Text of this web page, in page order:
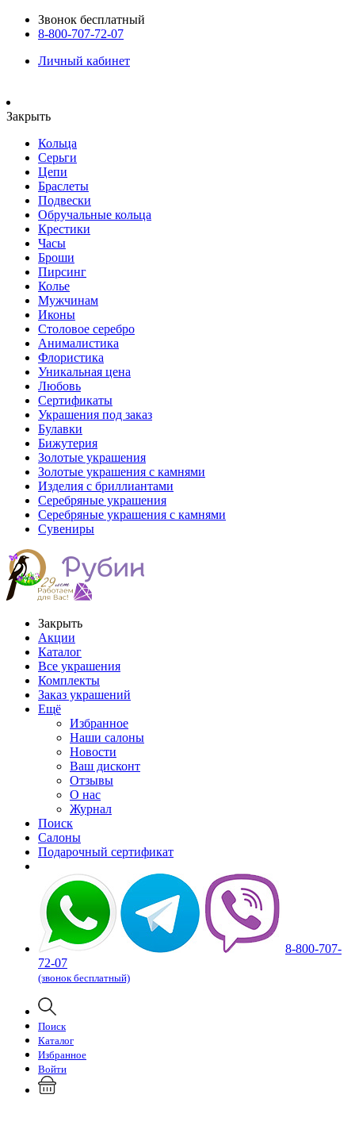
Звонок бесплатный
8-800-707-72-07
Личный кабинет
Закрыть
Кольца
Серьги
Цепи
Браслеты
Подвески
Обручальные кольца
Крестики
Часы
Броши
Пирсинг
Колье
Мужчинам
Иконы
Столовое серебро
Анималистика
Флористика
Уникальная цена
Любовь
Сертификаты
Украшения под заказ
Булавки
Бижутерия
Золотые украшения
Золотые украшения с камнями
Изделия с бриллиантами
Серебряные украшения
Серебряные украшения с камнями
Сувениры
Закрыть
Акции
Каталог
Все украшения
Комплекты
Заказ украшений
Ещё
Избранное
Наши салоны
Новости
Ваш дисконт
Отзывы
О нас
Журнал
Поиск
Салоны
Подарочный сертификат
8-800-707-
72-07
(звонок бесплатный)
Поиск
Каталог
Избранное
Войти